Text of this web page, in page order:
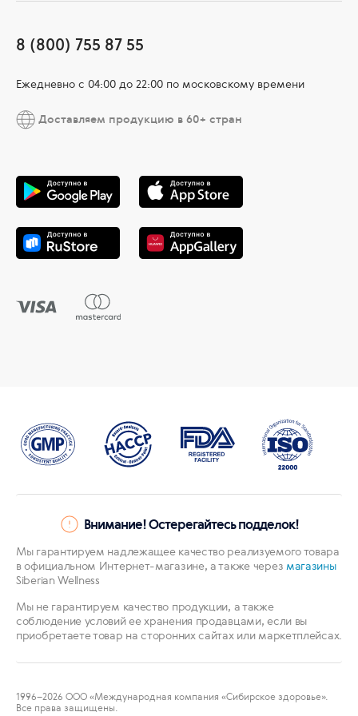
8 (800) 755 87 55
Ежедневно c 04:00 до 22:00 по московскому времени
Доставляем продукцию в 60+ стран
Внимание! Остерегайтесь подделок!
Мы гарантируем надлежащее качество реализуемого товара
в официальном Интернет-магазине, а также через магазины
Siberian Wellness
Мы не гарантируем качество продукции, а также
соблюдение условий ее хранения продавцами, если вы
приобретаете товар на сторонних сайтах или маркетплейсах.
1996–2026 ООО «Международная компания «Сибирское здоровье».
Все права защищены.